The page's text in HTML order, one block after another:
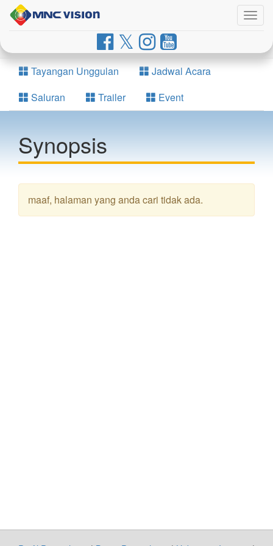
Tayangan Unggulan
Jadwal Acara
Saluran
Trailer Event
Synopsis
maaf, halaman yang anda cari tidak ada.